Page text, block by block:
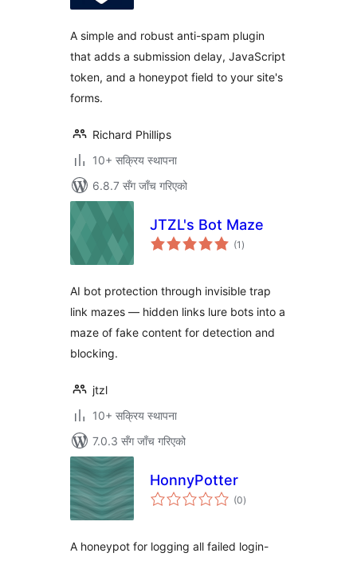
A simple and robust anti-spam plugin
that adds a submission delay, JavaScript
token, and a honeypot field to your site's
forms.
Richard Phillips
10+ सक्रिय स्थापना
6.8.7 सँग जाँच गरिएको
JTZL's Bot Maze
(1 कुल
रेटिङ्गहरू
)
AI bot protection through invisible trap
link mazes — hidden links lure bots into a
maze of fake content for detection and
blocking.
jtzl
10+ सक्रिय स्थापना
7.0.3 सँग जाँच गरिएको
HonnyPotter
(0कुल
रेटिङ्गहरू
)
A honeypot for logging all failed login-